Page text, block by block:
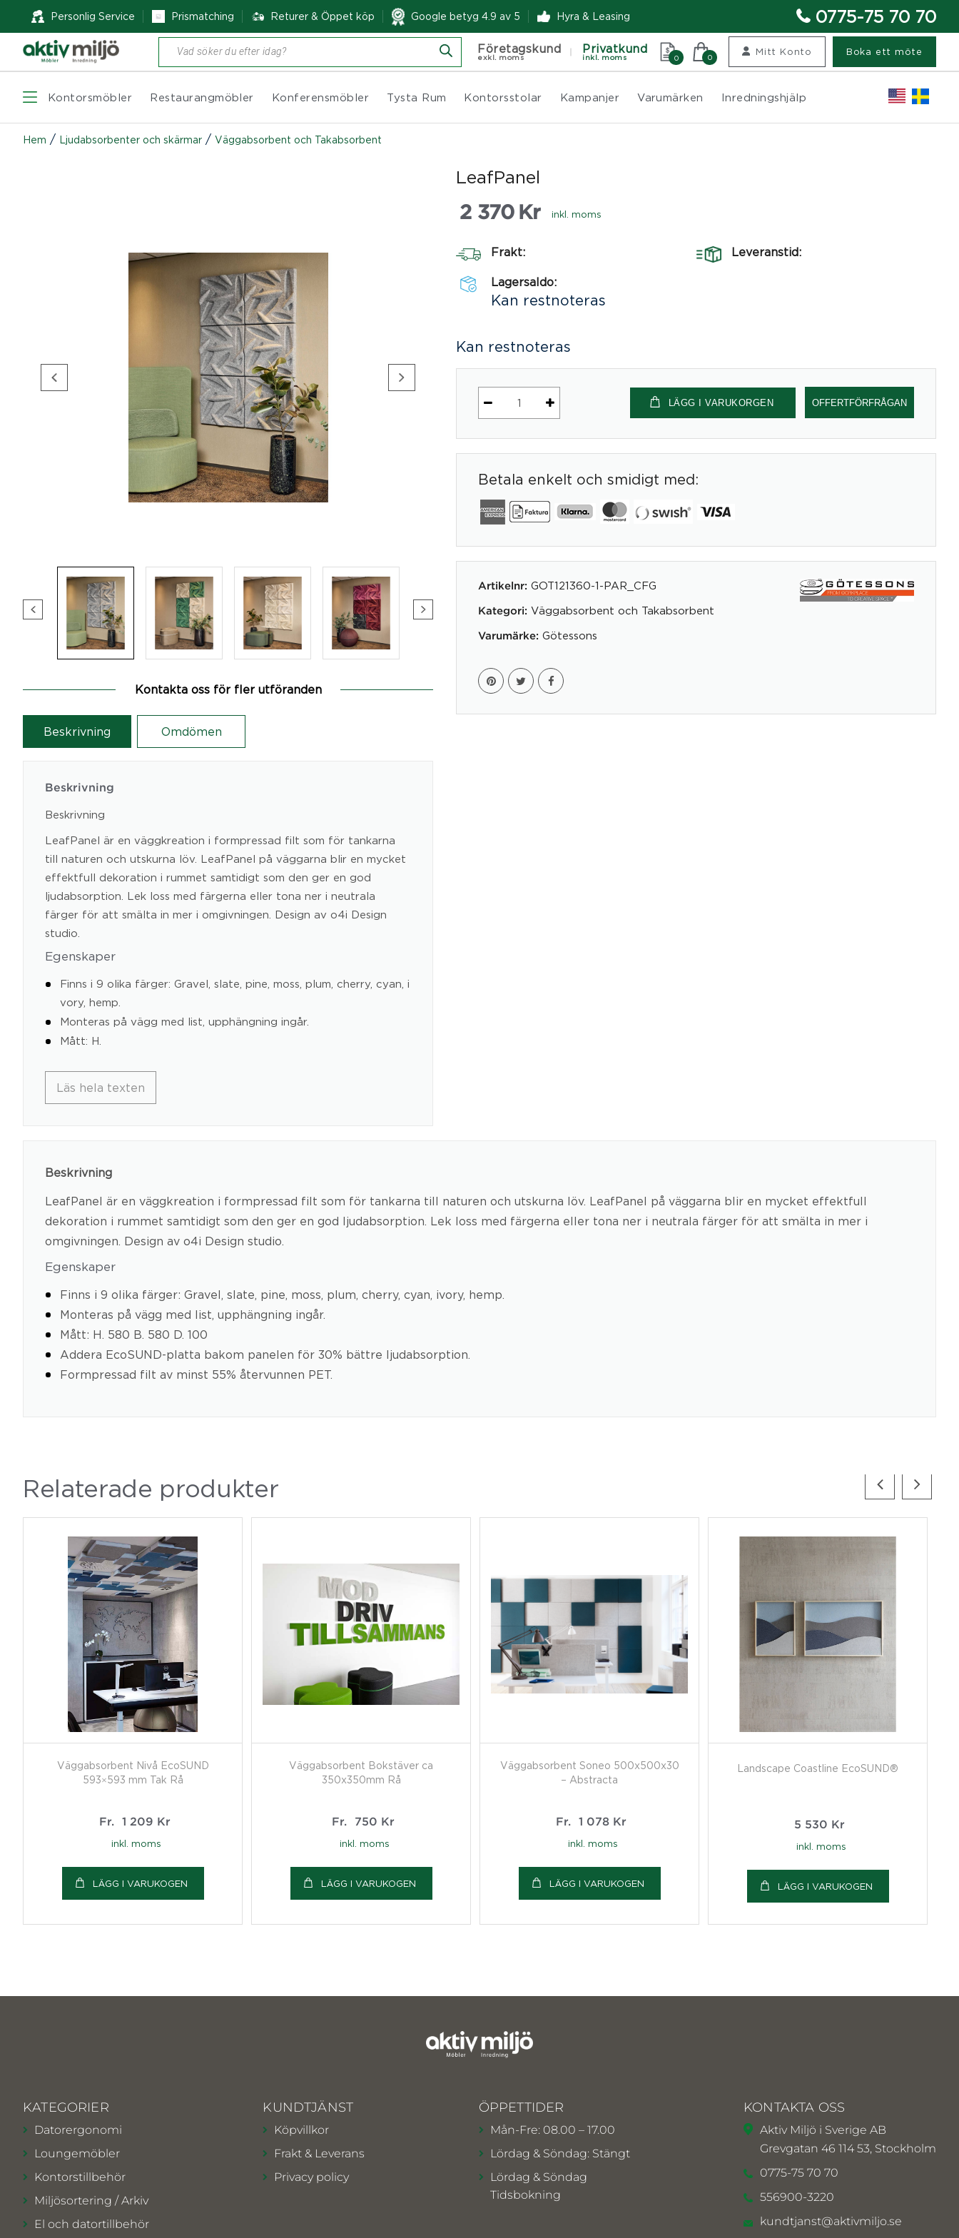
Personlig Service Prismatching Returer & Öppet köp Google betyg 4.9 av 5 Hyra & Leasing 0775-75 70 70
Produktsökning Företagskund
exkl. moms
Privatkund
inkl. moms 0 0
Mitt Konto Boka ett möte
Kontorsmöbler Restaurangmöbler Konferensmöbler Tysta Rum Kontorsstolar Kampanjer Varumärken Inredningshjälp
Hem / Ljudabsorbenter och skärmar / Väggabsorbent och Takabsorbent
Kontakta oss för fler utföranden
Beskrivning Omdömen
Beskrivning
Beskrivning
LeafPanel är en väggkreation i formpressad filt som för tankarna
till naturen och utskurna löv. LeafPanel på väggarna blir en mycket
effektfull dekoration i rummet samtidigt som den ger en god
ljudabsorption. Lek loss med färgerna eller tona ner i neutrala
färger för att smälta in mer i omgivningen. Design av o4i Design
studio.
Egenskaper
Finns i 9 olika färger: Gravel, slate, pine, moss, plum, cherry, cyan, i
vory, hemp.
Monteras på vägg med list, upphängning ingår.
Mått: H.
Läs hela texten
LeafPanel
2 370 Kr inkl. moms
Frakt: Leveranstid:
Lagersaldo:
Kan restnoteras
Kan restnoteras
LeafPanel
LÄGG I VARUKORGEN OFFERTFÖRFRÅGAN
Betala enkelt och smidigt med:
Artikelnr: GOT121360-1-PAR_CFG
Kategori: Väggabsorbent och Takabsorbent
Varumärke: Götessons
Beskrivning
LeafPanel är en väggkreation i formpressad filt som för tankarna till naturen och utskurna löv. LeafPanel på väggarna blir en mycket effektfull
dekoration i rummet samtidigt som den ger en god ljudabsorption. Lek loss med färgerna eller tona ner i neutrala färger för att smälta in mer i
omgivningen. Design av o4i Design studio.
Egenskaper
Finns i 9 olika färger: Gravel, slate, pine, moss, plum, cherry, cyan, ivory, hemp.
Monteras på vägg med list, upphängning ingår.
Mått: H. 580 B. 580 D. 100
Addera EcoSUND-platta bakom panelen för 30% bättre ljudabsorption.
Formpressad filt av minst 55% återvunnen PET.
Relaterade produkter
Väggabsorbent Nivå EcoSUND
593×593 mm Tak Rå
Fr. 1 209 Kr
inkl. moms
LÄGG I VARUKOGEN
Väggabsorbent Bokstäver ca
350x350mm Rå
Fr. 750 Kr
inkl. moms
LÄGG I VARUKOGEN
Väggabsorbent Soneo 500x500x30
– Abstracta
Fr. 1 078 Kr
inkl. moms
LÄGG I VARUKOGEN
Landscape Coastline EcoSUND®
5 530 Kr
inkl. moms
LÄGG I VARUKOGEN
KATEGORIER
Datorergonomi
Loungemöbler
Kontorstillbehör
Miljösortering / Arkiv
El och datortillbehör
KUNDTJÄNST
Köpvillkor
Frakt & Leverans
Privacy policy
ÖPPETTIDER
Mån-Fre: 08.00 – 17.00
Lördag & Söndag: Stängt
Lördag & Söndag
Tidsbokning
KONTAKTA OSS
Aktiv Miljö i Sverige AB
Grevgatan 46 114 53, Stockholm
0775-75 70 70
556900-3220
kundtjanst@aktivmiljo.se